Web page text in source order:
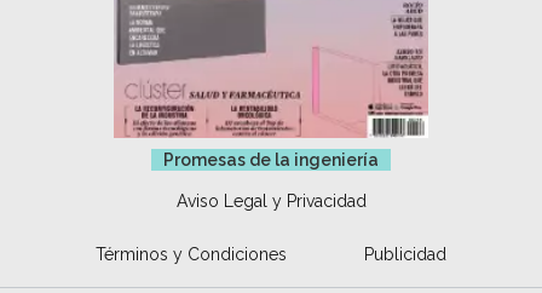
Promesas de la ingeniería
Aviso Legal y Privacidad
Términos y Condiciones Publicidad